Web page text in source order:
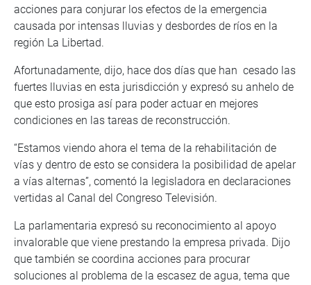
acciones para conjurar los efectos de la emergencia
causada por intensas lluvias y desbordes de ríos en la
región La Libertad.
Afortunadamente, dijo, hace dos días que han cesado las
fuertes lluvias en esta jurisdicción y expresó su anhelo de
que esto prosiga así para poder actuar en mejores
condiciones en las tareas de reconstrucción.
“Estamos viendo ahora el tema de la rehabilitación de
vías y dentro de esto se considera la posibilidad de apelar
a vías alternas”, comentó la legisladora en declaraciones
vertidas al Canal del Congreso Televisión.
La parlamentaria expresó su reconocimiento al apoyo
invalorable que viene prestando la empresa privada. Dijo
que también se coordina acciones para procurar
soluciones al problema de la escasez de agua, tema que